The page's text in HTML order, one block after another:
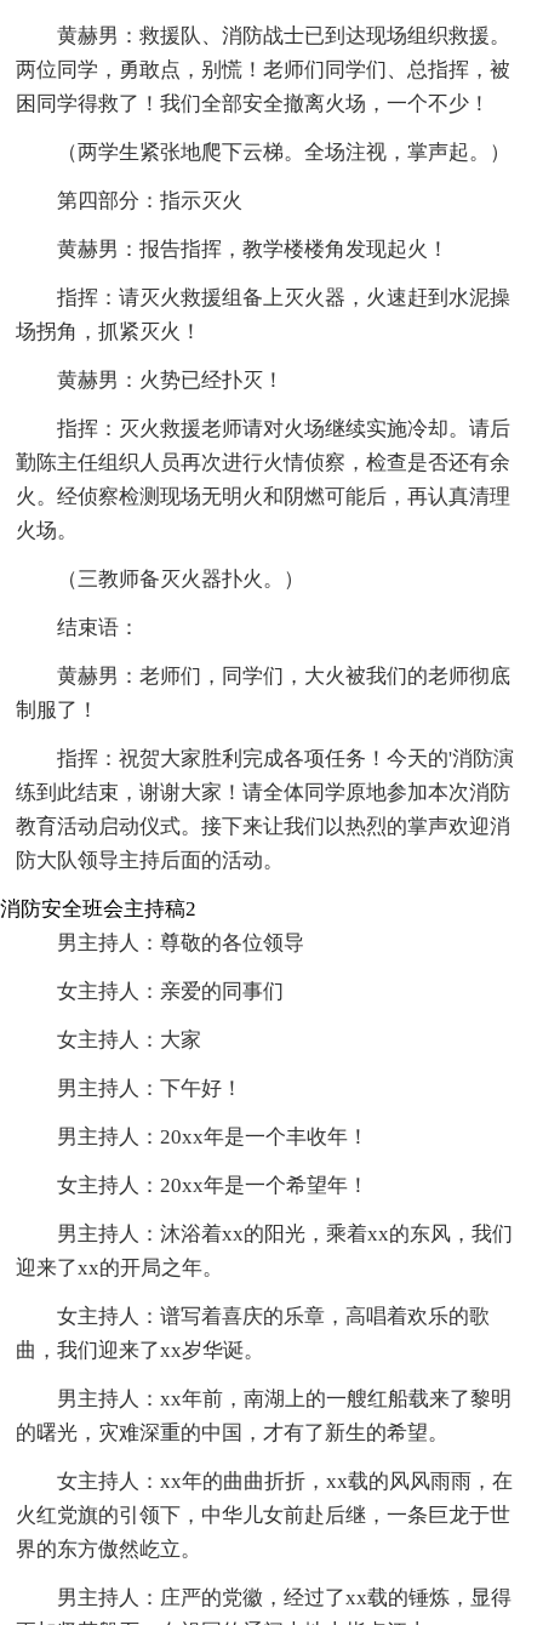
黄赫男：救援队、消防战士已到达现场组织救援。
两位同学，勇敢点，别慌！老师们同学们、总指挥，被
困同学得救了！我们全部安全撤离火场，一个不少！
（两学生紧张地爬下云梯。全场注视，掌声起。）
第四部分：指示灭火
黄赫男：报告指挥，教学楼楼角发现起火！
指挥：请灭火救援组备上灭火器，火速赶到水泥操
场拐角，抓紧灭火！
黄赫男：火势已经扑灭！
指挥：灭火救援老师请对火场继续实施冷却。请后
勤陈主任组织人员再次进行火情侦察，检查是否还有余
火。经侦察检测现场无明火和阴燃可能后，再认真清理
火场。
（三教师备灭火器扑火。）
结束语：
黄赫男：老师们，同学们，大火被我们的老师彻底
制服了！
指挥：祝贺大家胜利完成各项任务！今天的'消防演
练到此结束，谢谢大家！请全体同学原地参加本次消防
教育活动启动仪式。接下来让我们以热烈的掌声欢迎消
防大队领导主持后面的活动。
消防安全班会主持稿2
男主持人：尊敬的各位领导
女主持人：亲爱的同事们
女主持人：大家
男主持人：下午好！
男主持人：20xx年是一个丰收年！
女主持人：20xx年是一个希望年！
男主持人：沐浴着xx的阳光，乘着xx的东风，我们
迎来了xx的开局之年。
女主持人：谱写着喜庆的乐章，高唱着欢乐的歌
曲，我们迎来了xx岁华诞。
男主持人：xx年前，南湖上的一艘红船载来了黎明
的曙光，灾难深重的中国，才有了新生的希望。
女主持人：xx年的曲曲折折，xx载的风风雨雨，在
火红党旗的引领下，中华儿女前赴后继，一条巨龙于世
界的东方傲然屹立。
男主持人：庄严的党徽，经过了xx载的锤炼，显得